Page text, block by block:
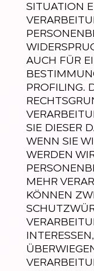
SITUATION
AUCH FÜR
PROFILING.
SIE DIESER
WENN SIE
WERDEN
MEHR
KÖNNEN